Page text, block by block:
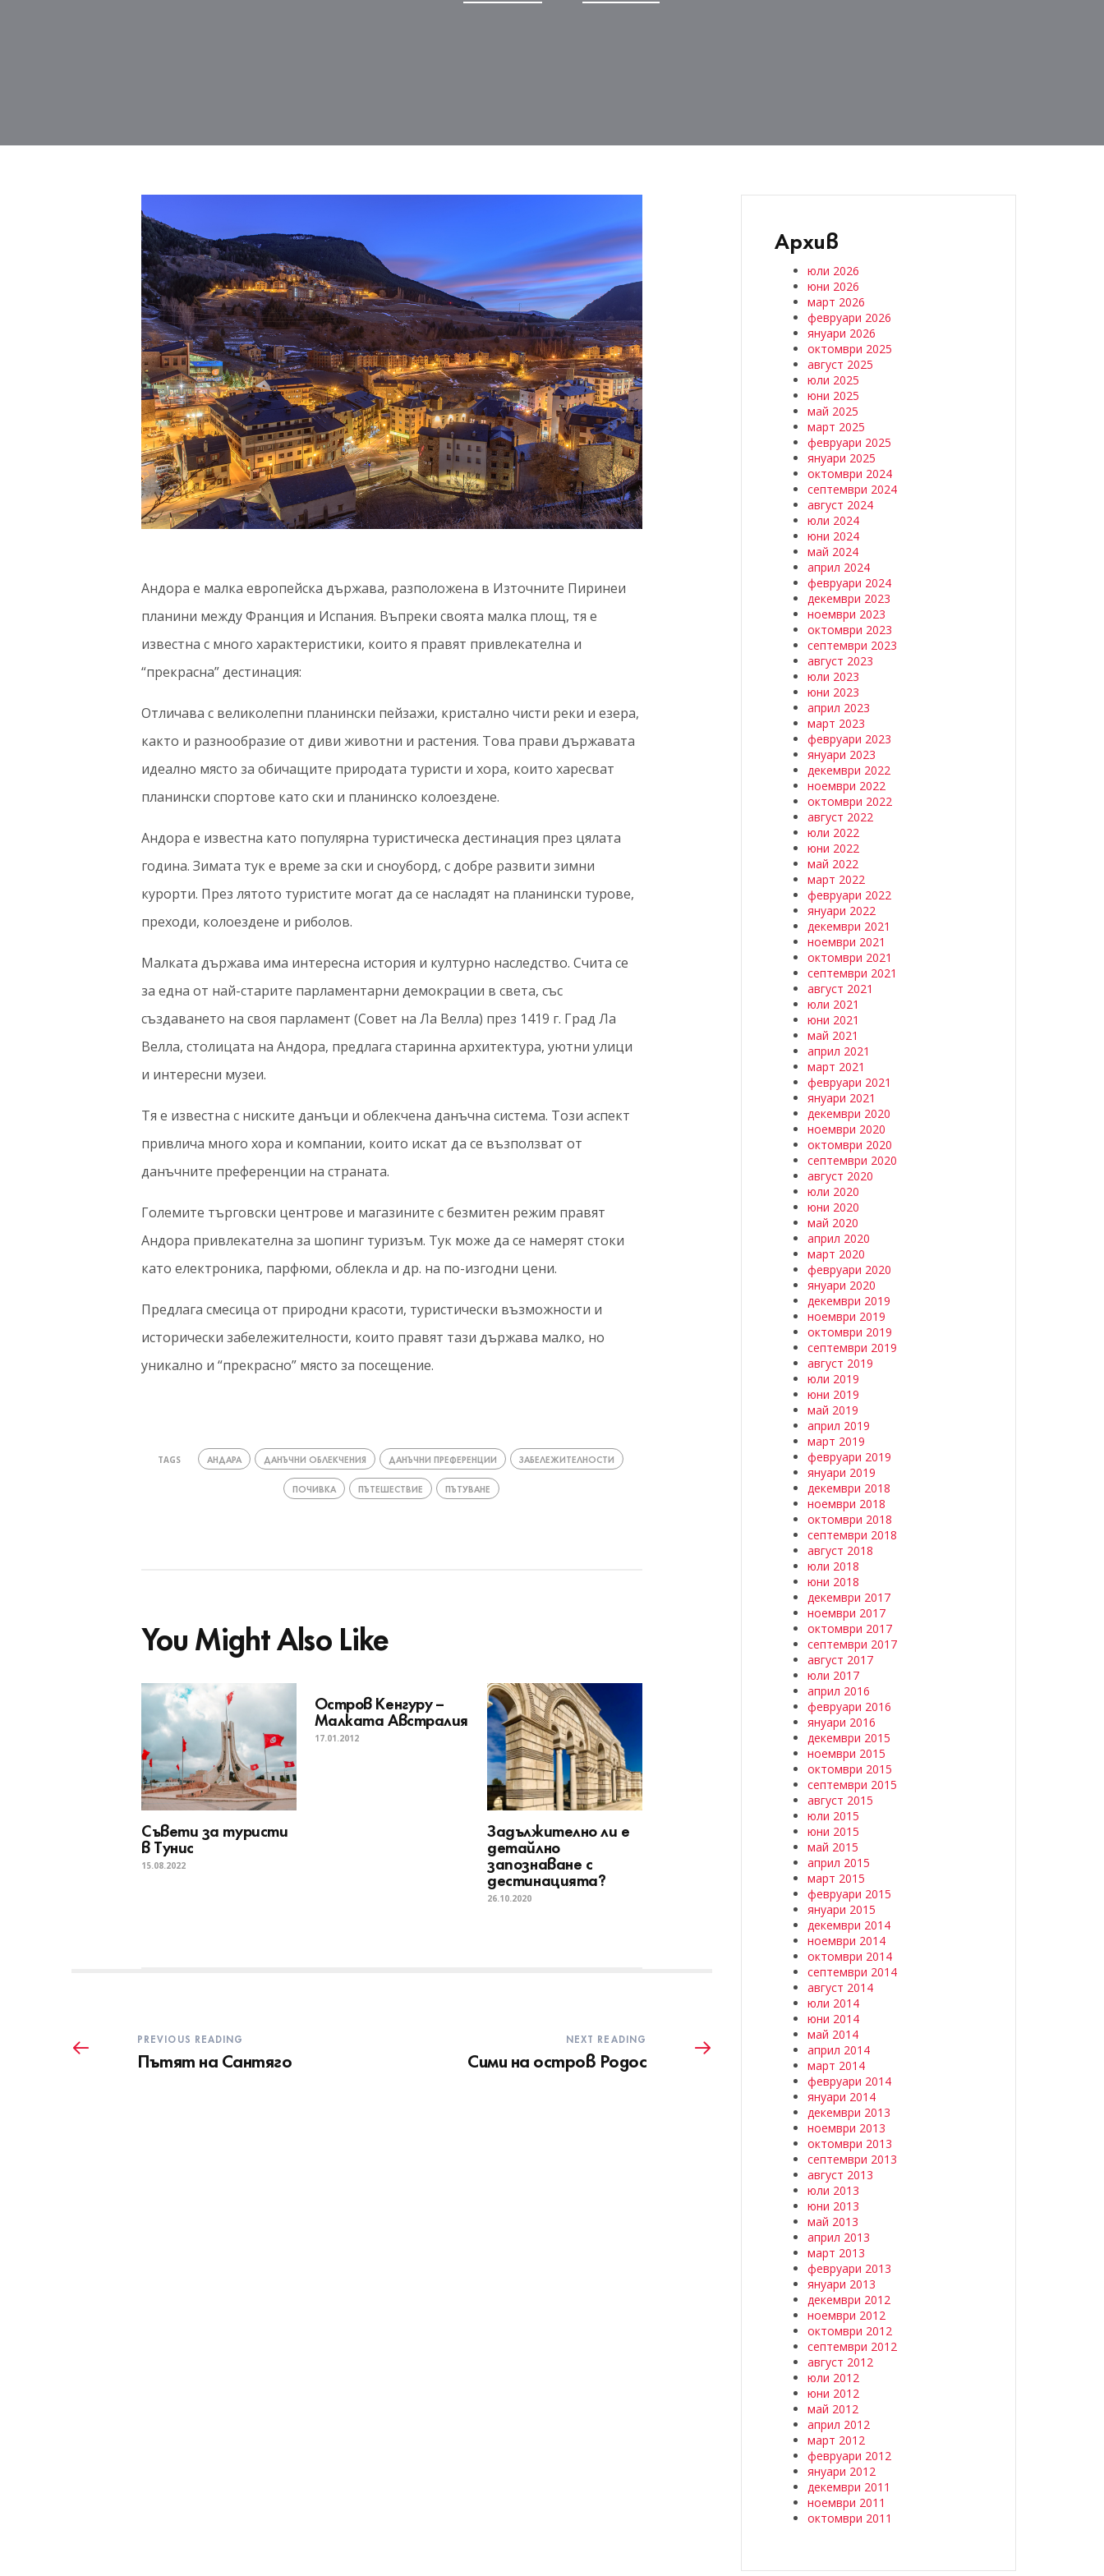
Андора е малка европейска държава, разположена в Източните Пиринеи
планини между Франция и Испания. Въпреки своята малка площ, тя е
известна с много характеристики, които я правят привлекателна и
“прекрасна” дестинация:
Отличава с великолепни планински пейзажи, кристално чисти реки и езера,
както и разнообразие от диви животни и растения. Това прави държавата
идеално място за обичащите природата туристи и хора, които харесват
планински спортове като ски и планинско колоездене.
Андора е известна като популярна туристическа дестинация през цялата
година. Зимата тук е време за ски и сноуборд, с добре развити зимни
курорти. През лятото туристите могат да се насладят на планински турове,
преходи, колоездене и риболов.
Малката държава има интересна история и културно наследство. Счита се
за една от най-старите парламентарни демокрации в света, със
създаването на своя парламент (Совет на Ла Велла) през 1419 г. Град Ла
Велла, столицата на Андора, предлага старинна архитектура, уютни улици
и интересни музеи.
Тя е известна с ниските данъци и облекчена данъчна система. Този аспект
привлича много хора и компании, които искат да се възползват от
данъчните преференции на страната.
Големите търговски центрове и магазините с безмитен режим правят
Андора привлекателна за шопинг туризъм. Тук може да се намерят стоки
като електроника, парфюми, облекла и др. на по-изгодни цени.
Предлага смесица от природни красоти, туристически възможности и
исторически забележителности, които правят тази държава малко, но
уникално и “прекрасно” място за посещение.
TAGS АНДАРА ДАНЪЧНИ ОБЛЕКЧЕНИЯ ДАНЪЧНИ ПРЕФЕРЕНЦИИ ЗАБЕЛЕЖИТЕЛНОСТИ
ПОЧИВКА ПЪТЕШЕСТВИЕ ПЪТУВАНЕ
You Might Also Like
Съвети за туристи
в Тунис
15.08.2022
Остров Кенгуру –
Малката Австралия
17.01.2012
Задължително ли е
детайлно
запознаване с
дестинацията?
26.10.2020
PREVIOUS READING
Пътят на Сантяго
NEXT READING
Сими на остров Родос
Архив
юли 2026
юни 2026
март 2026
февруари 2026
януари 2026
октомври 2025
август 2025
юли 2025
юни 2025
май 2025
март 2025
февруари 2025
януари 2025
октомври 2024
септември 2024
август 2024
юли 2024
юни 2024
май 2024
април 2024
февруари 2024
декември 2023
ноември 2023
октомври 2023
септември 2023
август 2023
юли 2023
юни 2023
април 2023
март 2023
февруари 2023
януари 2023
декември 2022
ноември 2022
октомври 2022
август 2022
юли 2022
юни 2022
май 2022
март 2022
февруари 2022
януари 2022
декември 2021
ноември 2021
октомври 2021
септември 2021
август 2021
юли 2021
юни 2021
май 2021
април 2021
март 2021
февруари 2021
януари 2021
декември 2020
ноември 2020
октомври 2020
септември 2020
август 2020
юли 2020
юни 2020
май 2020
април 2020
март 2020
февруари 2020
януари 2020
декември 2019
ноември 2019
октомври 2019
септември 2019
август 2019
юли 2019
юни 2019
май 2019
април 2019
март 2019
февруари 2019
януари 2019
декември 2018
ноември 2018
октомври 2018
септември 2018
август 2018
юли 2018
юни 2018
декември 2017
ноември 2017
октомври 2017
септември 2017
август 2017
юли 2017
април 2016
февруари 2016
януари 2016
декември 2015
ноември 2015
октомври 2015
септември 2015
август 2015
юли 2015
юни 2015
май 2015
април 2015
март 2015
февруари 2015
януари 2015
декември 2014
ноември 2014
октомври 2014
септември 2014
август 2014
юли 2014
юни 2014
май 2014
април 2014
март 2014
февруари 2014
януари 2014
декември 2013
ноември 2013
октомври 2013
септември 2013
август 2013
юли 2013
юни 2013
май 2013
април 2013
март 2013
февруари 2013
януари 2013
декември 2012
ноември 2012
октомври 2012
септември 2012
август 2012
юли 2012
юни 2012
май 2012
април 2012
март 2012
февруари 2012
януари 2012
декември 2011
ноември 2011
октомври 2011